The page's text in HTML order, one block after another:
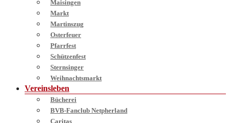
Maisingen
Markt
Martinszug
Osterfeuer
Pfarrfest
Schützenfest
Sternsinger
Weihnachtsmarkt
Vereinsleben
Bücherei
BVB-Fanclub Netpherland
Caritas